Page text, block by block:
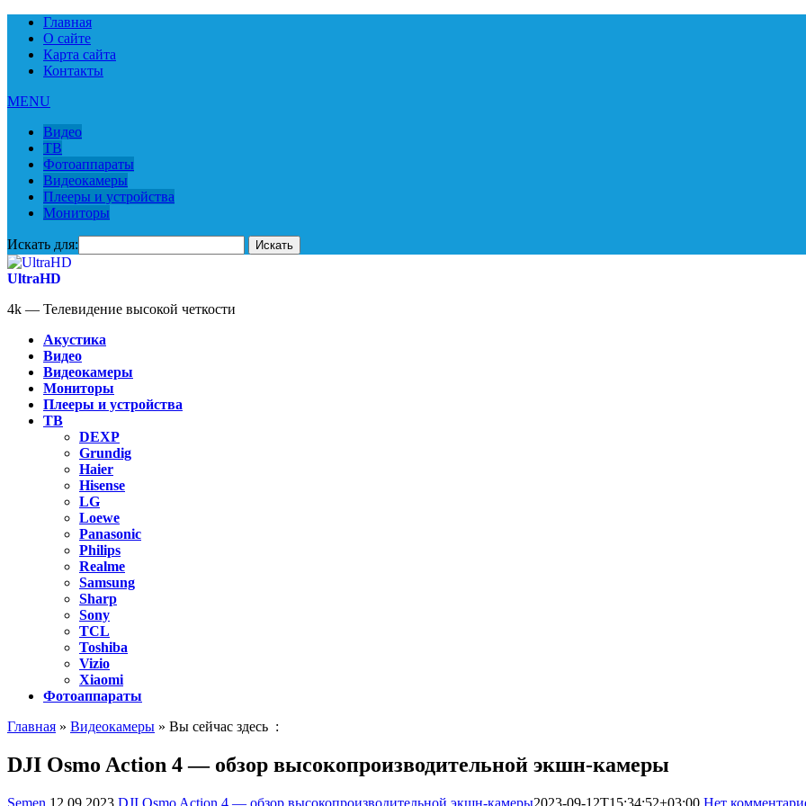
Главная
О сайте
Карта сайта
Контакты
MENU
Видео
ТВ
Фотоаппараты
Видеокамеры
Плееры и устройства
Мониторы
Искать для:
UltraHD
4k — Телевидение высокой четкости
Акустика
Видео
Видеокамеры
Мониторы
Плееры и устройства
ТВ
DEXP
Grundig
Haier
Hisense
LG
Loewe
Panasonic
Philips
Realme
Samsung
Sharp
Sony
TCL
Toshiba
Vizio
Xiaomi
Фотоаппараты
Главная » Видеокамеры » Вы сейчас здесь :
DJI Osmo Action 4 — обзор высокопроизводительной экшн-камеры
Semen 12.09.2023 DJI Osmo Action 4 — обзор высокопроизводительной экшн-камеры2023-09-12T15:34:52+03:00 Нет